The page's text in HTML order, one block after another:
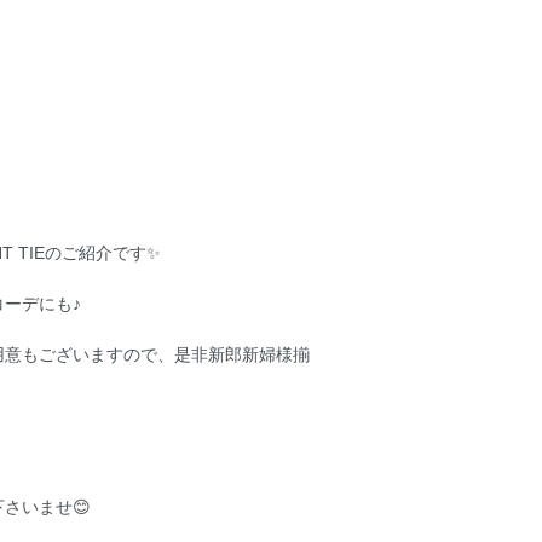
TIEのご紹介です✨
デにも♪
もございますので、是非新郎新婦様揃
さいませ😊